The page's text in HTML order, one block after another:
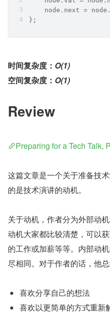
node.next =
};
时间复杂度： O(1)
空间复杂度： O(1)
Review
Preparing for a Tech Talk,
这篇文章是一个关于准备技
的是技术演讲的动机。
关于动机，作者分为外部动
动机大家都比较清楚，可以
的工作或加薪等等。内部动
尽相同。对于作者的话，他总
喜欢分享自己的想法
喜欢以更简单的方式重新